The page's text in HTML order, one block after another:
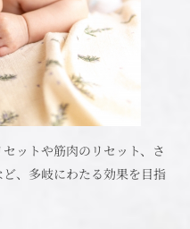
ットや筋肉のリセット、さ
、多岐にわたる効果を目指